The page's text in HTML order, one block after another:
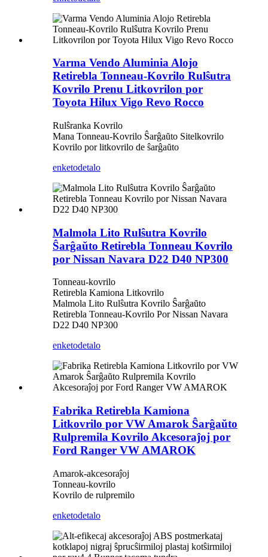
Varma Vendo Aluminia Alojo
Retirebla Tonneau-Kovrilo Rulŝutra
Kovrilo Prenu Litkovrilon por
Toyota Hilux Vigo Revo Rocco
Rulŝranka Kovrilo
Mana Tonneau-Kovrilo Ŝarĝaŭto Sitelkovrilo
Kovrilo por litkovrilo de ŝarĝaŭto
enketodetalo
Malmola Lito Rulŝutra Kovrilo
Ŝarĝaŭto Retirebla Tonneau Kovrilo
por Nissan Navara D22 D40 NP300
Tonneau-kovrilo
Retirebla Kamiona Litkovrilo
Malmola Lito Rulŝutra Kovrilo Ŝarĝaŭto
Retirebla Tonneau-Kovrilo Por Nissan Navara
D22 D40 NP300
enketodetalo
Fabrika Retirebla Kamiona
Litkovrilo por VW Amarok Ŝarĝaŭto
Rulpremila Kovrilo Akcesoraĵoj por
Ford Ranger VW AMAROK
Amarok-akcesoraĵoj
Tonneau-kovrilo
Kovrilo de rulpremilo
enketodetalo